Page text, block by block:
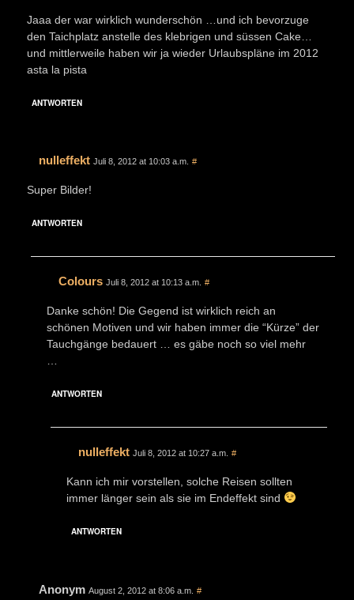
Jaaa der war wirklich wunderschön …und ich bevorzuge
den Taichplatz anstelle des klebrigen und süssen Cake…
und mittlerweile haben wir ja wieder Urlaubspläne im 2012
asta la pista
ANTWORTEN
nulleffekt Juli 8, 2012 at 10:03 a.m. #
Super Bilder!
ANTWORTEN
Colours Juli 8, 2012 at 10:13 a.m. #
Danke schön! Die Gegend ist wirklich reich an
schönen Motiven und wir haben immer die “Kürze” der
Tauchgänge bedauert … es gäbe noch so viel mehr
ANTWORTEN
nulleffekt Juli 8, 2012 at 10:27 a.m. #
Kann ich mir vorstellen, solche Reisen sollten
immer länger sein als sie im Endeffekt sind
ANTWORTEN
Anonym August 2, 2012 at 8:06 a.m. #